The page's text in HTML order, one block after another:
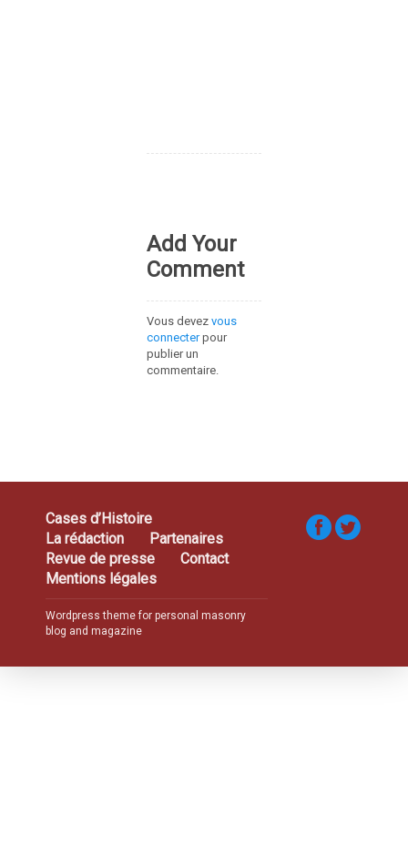
Add Your
Comment
Vous devez vous
connecterpour
publier un
commentaire.
Cases d’Histoire
La rédaction
Partenaires
Revue de presse
Contact
Mentions légales
Wordpress theme for personal masonry
blog and magazine